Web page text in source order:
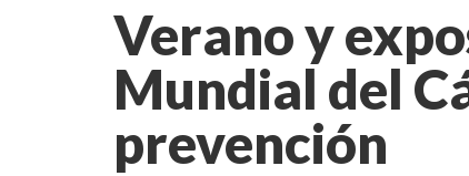
Verano y
Mundial del
prevención